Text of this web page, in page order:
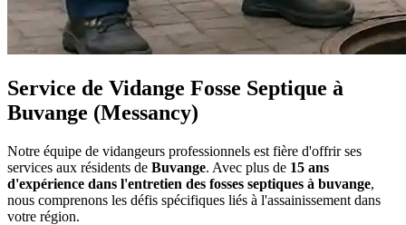
Service de Vidange Fosse Septique à
Buvange (Messancy)
Notre équipe de vidangeurs professionnels est fière d'offrir ses
services aux résidents de Buvange. Avec plus de 15 ans
d'expérience dans l'entretien des fosses septiques à buvange,
nous comprenons les défis spécifiques liés à l'assainissement dans
votre région.